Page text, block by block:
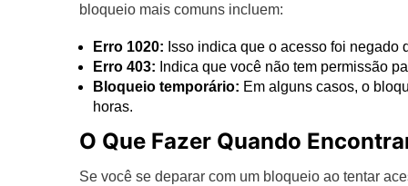
bloqueio mais comuns incluem:
Erro 1020: Isso indica que o acesso foi
Erro 403: Indica que você não tem permissão
Bloqueio temporário: Em alguns casos, o
horas.
O Que Fazer Quando
Se você se deparar com um bloqueio ao tentar